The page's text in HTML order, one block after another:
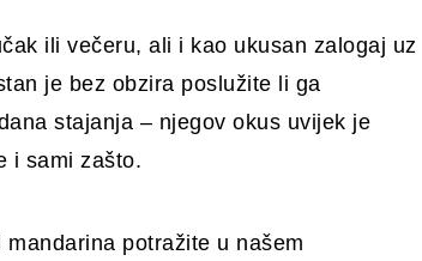
ili večeru, ali i kao ukusan zalogaj uz
je bez obzira poslužite li ga
stajanja – njegov okus uvijek je
i sami zašto.
potražite u našem